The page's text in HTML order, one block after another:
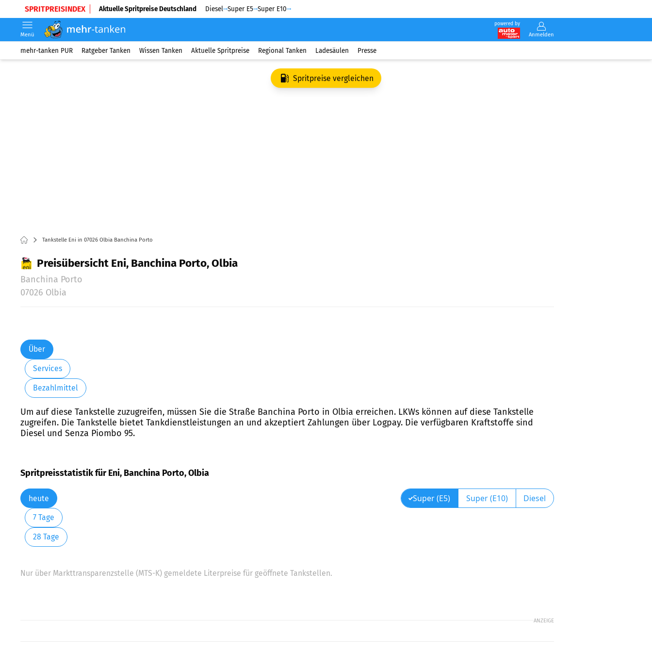
SPRITPREISINDEX Aktuelle Spritpreise Deutschland Diesel Super E5 Super E10
powered by
Anmelden
Menü
mehr-tanken PUR Ratgeber Tanken Wissen Tanken Aktuelle Spritpreise Regional Tanken Ladesäulen Presse
Spritpreise vergleichen
Tankstelle Eni in 07026 Olbia Banchina Porto
Preisübersicht Eni, Banchina Porto, Olbia
Banchina Porto
07026 Olbia
Über
Services
Bezahlmittel
Um auf diese Tankstelle zuzugreifen, müssen Sie die Straße Banchina Porto in Olbia erreichen. LKWs können auf diese Tankstelle
zugreifen. Die Tankstelle bietet Tankdienstleistungen an und akzeptiert Zahlungen über Logpay. Die verfügbaren Kraftstoffe sind
Diesel und Senza Piombo 95.
Spritpreisstatistik für Eni, Banchina Porto, Olbia
heute
7 Tage
28 Tage
Super (E5) Super (E10) Diesel
Nur über Markttransparenzstelle (MTS-K) gemeldete Literpreise für geöffnete Tankstellen.
ANZEIGE